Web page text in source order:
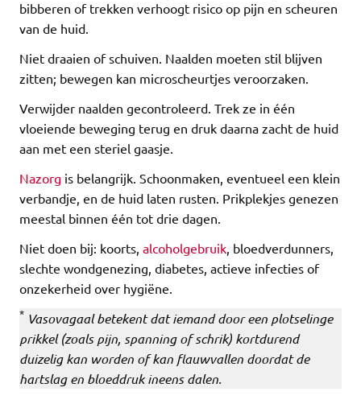
bibberen of trekken verhoogt risico op pijn en scheuren
van de huid.
Niet draaien of schuiven. Naalden moeten stil blijven
zitten; bewegen kan microscheurtjes veroorzaken.
Verwijder naalden gecontroleerd. Trek ze in één
vloeiende beweging terug en druk daarna zacht de huid
aan met een steriel gaasje.
Nazorg is belangrijk. Schoonmaken, eventueel een klein
verbandje, en de huid laten rusten. Prikplekjes genezen
meestal binnen één tot drie dagen.
Niet doen bij: koorts, alcoholgebruik , bloedverdunners,
slechte wondgenezing, diabetes, actieve infecties of
onzekerheid over hygiëne.
* Vasovagaal betekent dat iemand door een plotselinge
prikkel (zoals pijn, spanning of schrik) kortdurend
duizelig kan worden of kan flauwvallen doordat de
hartslag en bloeddruk ineens dalen.